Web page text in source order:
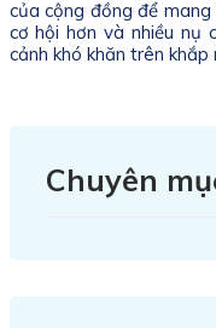
của cộng đồng để
cơ hội hơn và nhiều nụ
cảnh khó khăn trên khắp
Chuyên